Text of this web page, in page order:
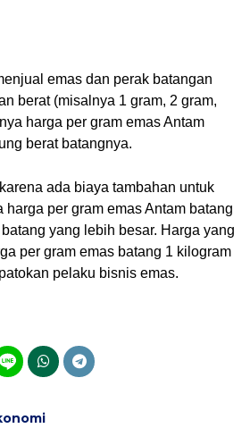
emas dan perak batangan
berat (misalnya 1 gram, 2 gram,
harga per gram emas Antam
berat batangnya.
ada biaya tambahan untuk
harga per gram emas Antam batang
yang lebih besar. Harga yang
per gram emas batang 1 kilogram
pelaku bisnis emas.